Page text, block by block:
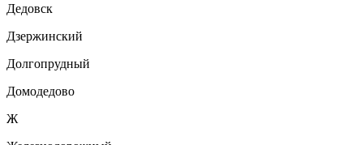
Дедовск
Дзержинский
Долгопрудный
Домодедово
Ж